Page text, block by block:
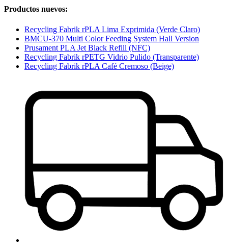
Productos nuevos:
Recycling Fabrik rPLA Lima Exprimida (Verde Claro)
BMCU-370 Multi Color Feeding System Hall Version
Prusament PLA Jet Black Refill (NFC)
Recycling Fabrik rPETG Vidrio Pulido (Transparente)
Recycling Fabrik rPLA Café Cremoso (Beige)